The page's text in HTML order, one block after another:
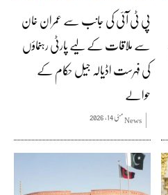
پی ٹی آئی کی جانب سے عمران خان
سے ملاقات کے لیے پارٹی رہنماؤں
کی فہرست اڈیالہ جیل حکام کے
حوالے
Newsمئی 14, 2026